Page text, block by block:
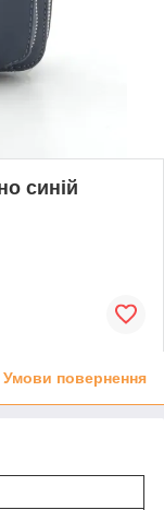
синій
Умови повернення